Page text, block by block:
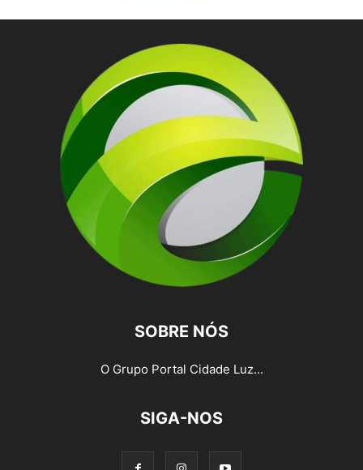
SOBRE NÓS
O Grupo Portal Cidade Luz...
SIGA-NOS